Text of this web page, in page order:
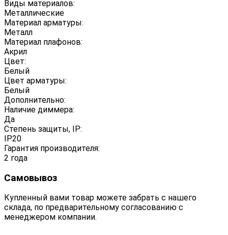
Виды материалов:
Металлические
Материал арматуры:
Металл
Материал плафонов:
Акрил
Цвет:
Белый
Цвет арматуры:
Белый
Дополнительно:
Наличие диммера:
Да
Степень защиты, IP:
IP20
Гарантия производителя:
2 года
Самовывоз
Купленный вами товар можете забрать с нашего
склада, по предварительному согласованию с
менеджером компании.